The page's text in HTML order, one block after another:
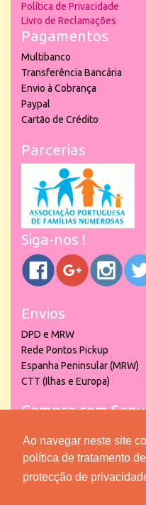
Ao navegar neste site
política de tratamento
protecção de
Política de Privacidade
Livro de Reclamações
Pagamentos
Multibanco
Transferência Bancária
Envio à Cobrança
Paypal
Cartão de Crédito
Parcerias
Siga-nos !
Envios
DPD e MRW
Rede Pontos Pickup
Espanha Peninsular (MRW)
CTT (Ilhas e Europa)
Compre com
powered by puber!a | ©